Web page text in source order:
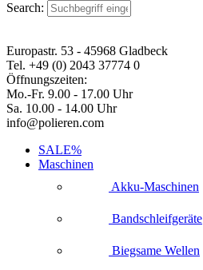
Search:
Europastr. 53 - 45968 Gladbeck
Tel. +49 (0) 2043 37774 0
Öffnungszeiten:
Mo.-Fr. 9.00 - 17.00 Uhr
Sa. 10.00 - 14.00 Uhr
info@polieren.com
SALE%
Maschinen
Akku-Maschinen
Bandschleifgeräte
Biegsame Wellen